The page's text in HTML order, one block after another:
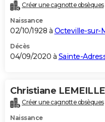
Créer une cagnotte obsèques
Naissance
02/10/1928 à Octeville-sur-
Décès
04/09/2020 à Sainte-
Christiane LEMEILLE
Créer une cagnotte obsèques
Naissance